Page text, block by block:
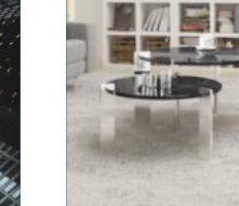
handla om fukt,
konstruktionsfel eller
andra brister som...